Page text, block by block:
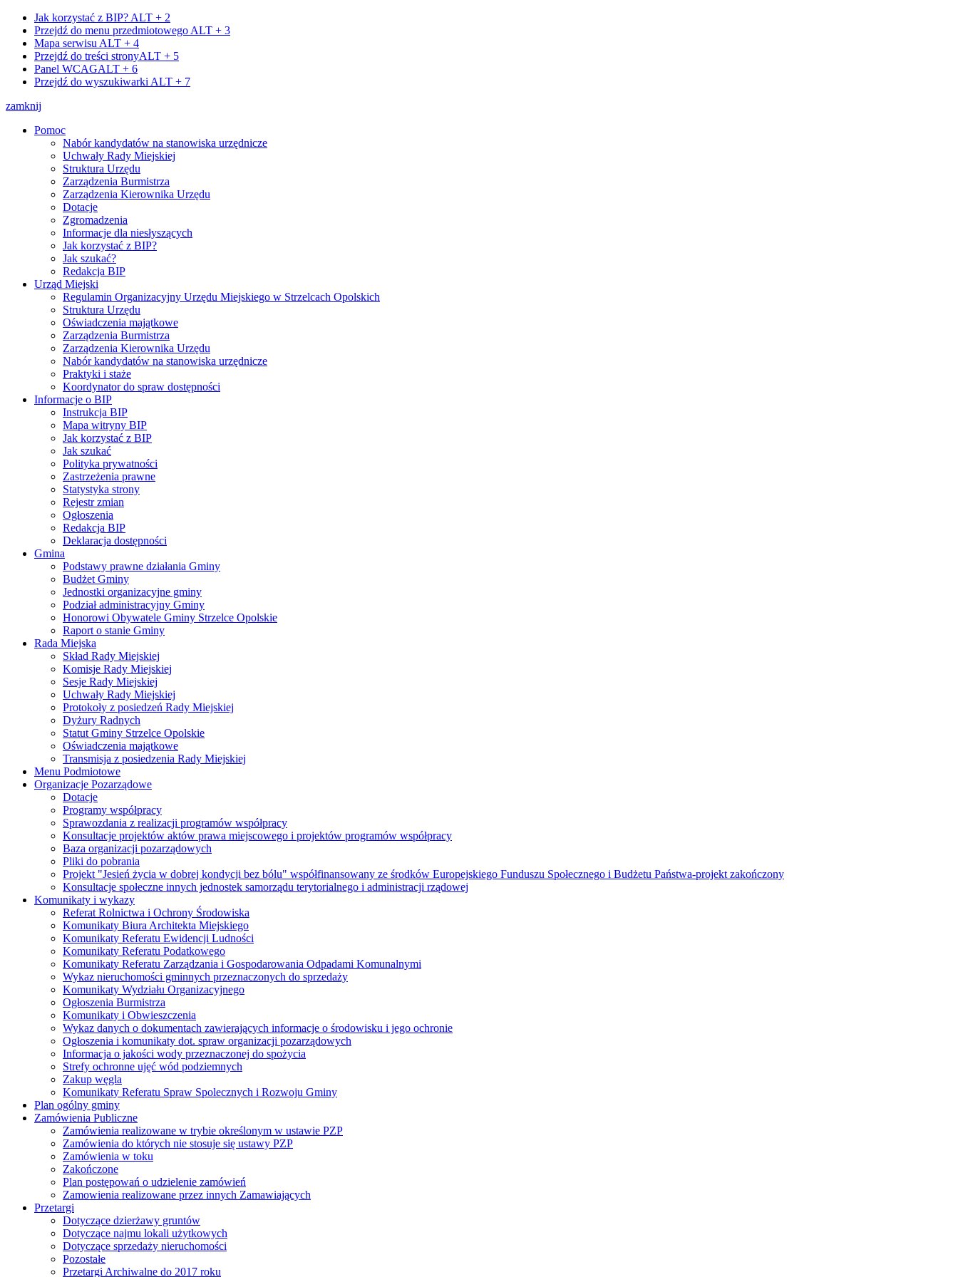
Jak korzystać z BIP? ALT + 2
Przejdź do menu przedmiotowego ALT + 3
Mapa serwisu ALT + 4
Przejdź do treści stronyALT + 5
Panel WCAGALT + 6
Przejdź do wyszukiwarki ALT + 7
zamknij
Pomoc
Nabór kandydatów na stanowiska urzędnicze
Uchwały Rady Miejskiej
Struktura Urzędu
Zarządzenia Burmistrza
Zarządzenia Kierownika Urzędu
Dotacje
Zgromadzenia
Informacje dla niesłyszących
Jak korzystać z BIP?
Jak szukać?
Redakcja BIP
Urząd Miejski
Regulamin Organizacyjny Urzędu Miejskiego w Strzelcach Opolskich
Struktura Urzędu
Oświadczenia majątkowe
Zarządzenia Burmistrza
Zarządzenia Kierownika Urzędu
Nabór kandydatów na stanowiska urzędnicze
Praktyki i staże
Koordynator do spraw dostępności
Informacje o BIP
Instrukcja BIP
Mapa witryny BIP
Jak korzystać z BIP
Jak szukać
Polityka prywatności
Zastrzeżenia prawne
Statystyka strony
Rejestr zmian
Ogłoszenia
Redakcja BIP
Deklaracja dostępności
Gmina
Podstawy prawne działania Gminy
Budżet Gminy
Jednostki organizacyjne gminy
Podział administracyjny Gminy
Honorowi Obywatele Gminy Strzelce Opolskie
Raport o stanie Gminy
Rada Miejska
Skład Rady Miejskiej
Komisje Rady Miejskiej
Sesje Rady Miejskiej
Uchwały Rady Miejskiej
Protokoły z posiedzeń Rady Miejskiej
Dyżury Radnych
Statut Gminy Strzelce Opolskie
Oświadczenia majątkowe
Transmisja z posiedzenia Rady Miejskiej
Menu Podmiotowe
Organizacje Pozarządowe
Dotacje
Programy współpracy
Sprawozdania z realizacji programów współpracy
Konsultacje projektów aktów prawa miejscowego i projektów programów współpracy
Baza organizacji pozarządowych
Pliki do pobrania
Projekt "Jesień życia w dobrej kondycji bez bólu" współfinansowany ze środków Europejskiego Funduszu Społecznego i Budżetu Państwa-projekt zakończony
Konsultacje społeczne innych jednostek samorządu terytorialnego i administracji rządowej
Komunikaty i wykazy
Referat Rolnictwa i Ochrony Środowiska
Komunikaty Biura Architekta Miejskiego
Komunikaty Referatu Ewidencji Ludności
Komunikaty Referatu Podatkowego
Komunikaty Referatu Zarządzania i Gospodarowania Odpadami Komunalnymi
Wykaz nieruchomości gminnych przeznaczonych do sprzedaży
Komunikaty Wydziału Organizacyjnego
Ogłoszenia Burmistrza
Komunikaty i Obwieszczenia
Wykaz danych o dokumentach zawierających informacje o środowisku i jego ochronie
Ogłoszenia i komunikaty dot. spraw organizacji pozarządowych
Informacja o jakości wody przeznaczonej do spożycia
Strefy ochronne ujęć wód podziemnych
Zakup węgla
Komunikaty Referatu Spraw Spolecznych i Rozwoju Gminy
Plan ogólny gminy
Zamówienia Publiczne
Zamówienia realizowane w trybie określonym w ustawie PZP
Zamówienia do których nie stosuje się ustawy PZP
Zamówienia w toku
Zakończone
Plan postępowań o udzielenie zamówień
Zamowienia realizowane przez innych Zamawiających
Przetargi
Dotyczące dzierżawy gruntów
Dotyczące najmu lokali użytkowych
Dotyczące sprzedaży nieruchomości
Pozostałe
Przetargi Archiwalne do 2017 roku